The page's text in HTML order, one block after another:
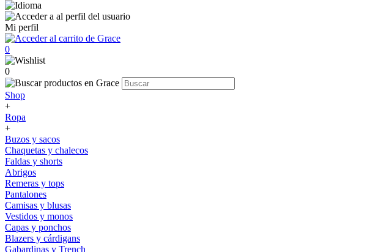
Mi perfil
0
0
Shop
+
Ropa
+
Buzos y sacos
Chaquetas y chalecos
Faldas y shorts
Abrigos
Remeras y tops
Pantalones
Camisas y blusas
Vestidos y monos
Capas y ponchos
Blazers y cárdigans
Gabardinas y Trench